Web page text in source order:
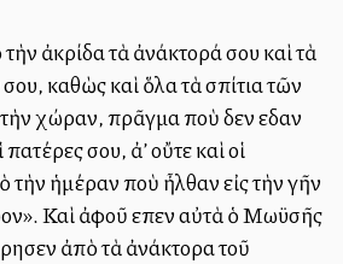
ἀκρίδα τὰ ἀνάκτορά σου καὶ τὰ
καθὼς καὶ ὅλα τὰ σπίτια τῶν
χώραν, πρᾶγμα ποὺ δεν εἶδαν
σου, ἀλλ’ οὔτε καὶ οἱ
ἡμέραν ποὺ ἦλθαν εἰς τὴν γῆν
Καὶ ἀφοῦ εἶπεν αὐτὰ ὁ Μωϋσῆς
ἀπὸ τὰ ἀνάκτορα τοῦ